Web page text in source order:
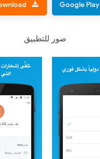
Google Play
صور للتطبيق